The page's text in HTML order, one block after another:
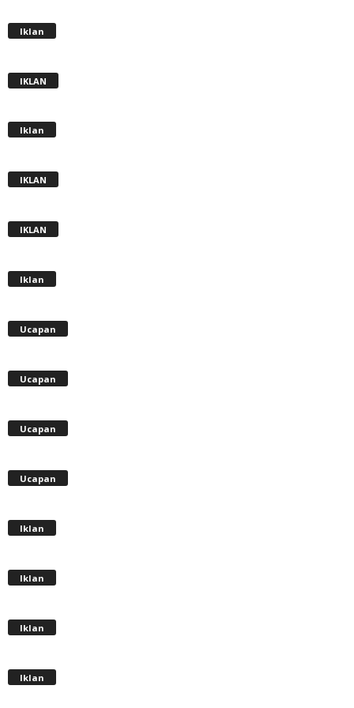
Iklan
IKLAN
Iklan
IKLAN
IKLAN
Iklan
Ucapan
Ucapan
Ucapan
Ucapan
Iklan
Iklan
Iklan
Iklan